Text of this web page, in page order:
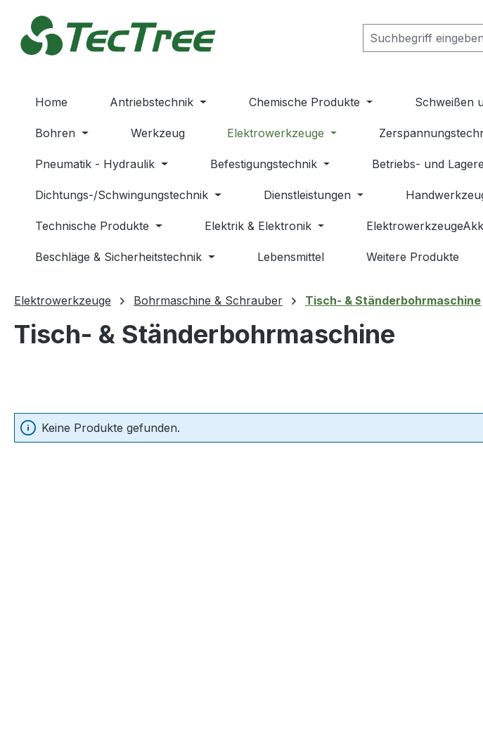
Hauptinhalt springen
Zur Suche springen
Zur Hauptnavigation springen
Home Antriebstechnik Chemische Produkte Schweißen
Bohren Werkzeug Elektrowerkzeuge
Pneumatik - Hydraulik Befestigungstechnik Betriebs- und
Dichtungs-/Schwingungstechnik Dienstleistungen
Technische Produkte Elektrik & Elektronik
Beschläge & Sicherheitstechnik Lebensmittel Weitere Produkte
Elektrowerkzeuge Bohrmaschine & Schrauber Tisch- & Ständerbohrmaschine
Tisch- & Ständerbohrmaschine
Keine Produkte gefunden.